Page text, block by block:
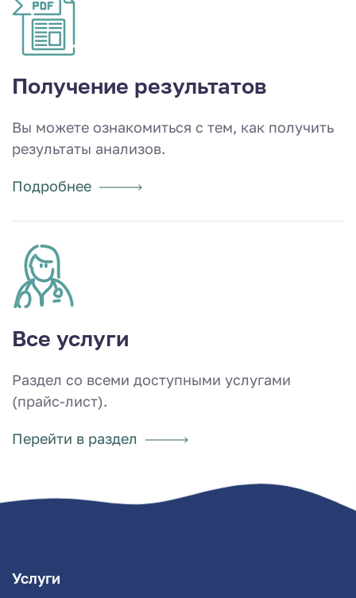
Получение результатов
Вы можете ознакомиться с тем, как получить
результаты анализов.
Подробнее
Все услуги
Раздел со всеми доступными услугами
(прайс-лист).
Перейти в раздел
Услуги